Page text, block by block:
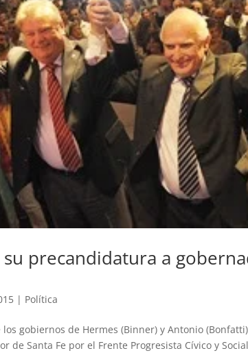
precandidatura a
| Política
gobiernos de Hermes (Binner) y Antonio
de Santa Fe por el Frente Progresista Cívico y